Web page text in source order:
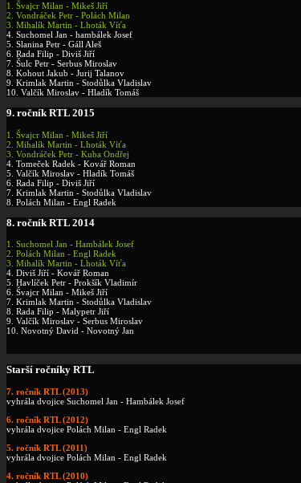
1. Švajcr Milan - Mikeš Jiří
2. Vondráček Petr - Polách Milan
3. Mihalík Martin - Lhoták Víťa
4. Suchomel Jan - hambálek Josef
5. Slanina Petr - Gáll Aleš
6. Rada Filip - Diviš Jiří
7. Šulc Petr - Serbus Miroslav
8. Kohout Jakub - Jurij Talanov
9. Krimlak Martin - Stodůlka Vladislav
10. Valčík Miroslav - Hladík Tomáš
9. ročník RTL 2015
1. Švajcr Milan - Mikeš Jiří
2. Mihalík Martin - Lhoták Víťa
3. Vondráček Petr - Kuba Ondřej
4. Tomeček Radek - Kovář Roman
5. Valčík Miroslav - Hladík Tomáš
6. Rada Filip - Diviš Jiří
7. Krimlak Martin - Stodůlka Vladislav
8. Polách Milan - Engl Radek
8. ročník RTL 2014
1. Suchomel Jan - Hambálek Josef
2. Polách Milan - Engl Radek
3. Mihalík Martin - Lhoták Víťa
4. Diviš Jiří - Kovář Roman
5. Havlíček Petr - Prokšík Vladimír
6. Švajcr Milan - Mikeš Jiří
7. Krimlak Martin - Stodůlka Vladislav
8. Rada Filip - Malypetr Jiří
9. Valčík Miroslav - Serbus Miroslav
10. Novotný David - Novotný Jan
Starší ročníky RTL
7. ročník RTL (2013)
vyhrála dvojice Suchomel Jan - Hambálek Josef
6. ročník RTL (2012)
vyhrála dvojice Polách Milan - Engl Radek
5. ročník RTL (2011)
vyhrála dvojice Polách Milan - Engl Radek
4. ročník RTL (2010)